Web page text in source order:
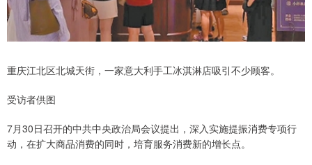
重庆江北区北城天街，一家意大利手工冰淇淋店吸引不少顾客。
受访者供图
7月30日召开的中共中央政治局会议提出，深入实施提振消费专项行
动，在扩大商品消费的同时，培育服务消费新的增长点。